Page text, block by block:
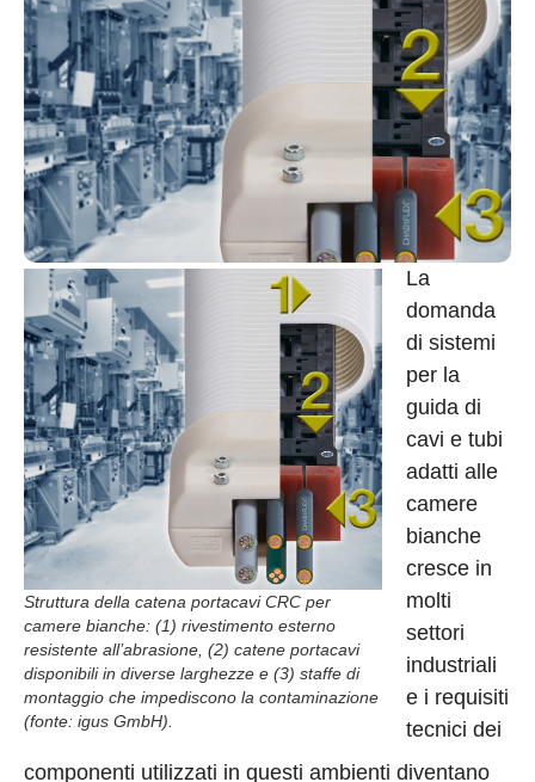
Struttura della catena portacavi CRC per
camere bianche: (1) rivestimento esterno
resistente all’abrasione, (2) catene portacavi
disponibili in diverse larghezze e (3) staffe di
montaggio che impediscono la contaminazione
(fonte: igus GmbH).
La
domanda
di sistemi
per la
guida di
cavi e tubi
adatti alle
camere
bianche
cresce in
molti
settori
industriali
e i requisiti
tecnici dei
componenti utilizzati in questi ambienti diventano